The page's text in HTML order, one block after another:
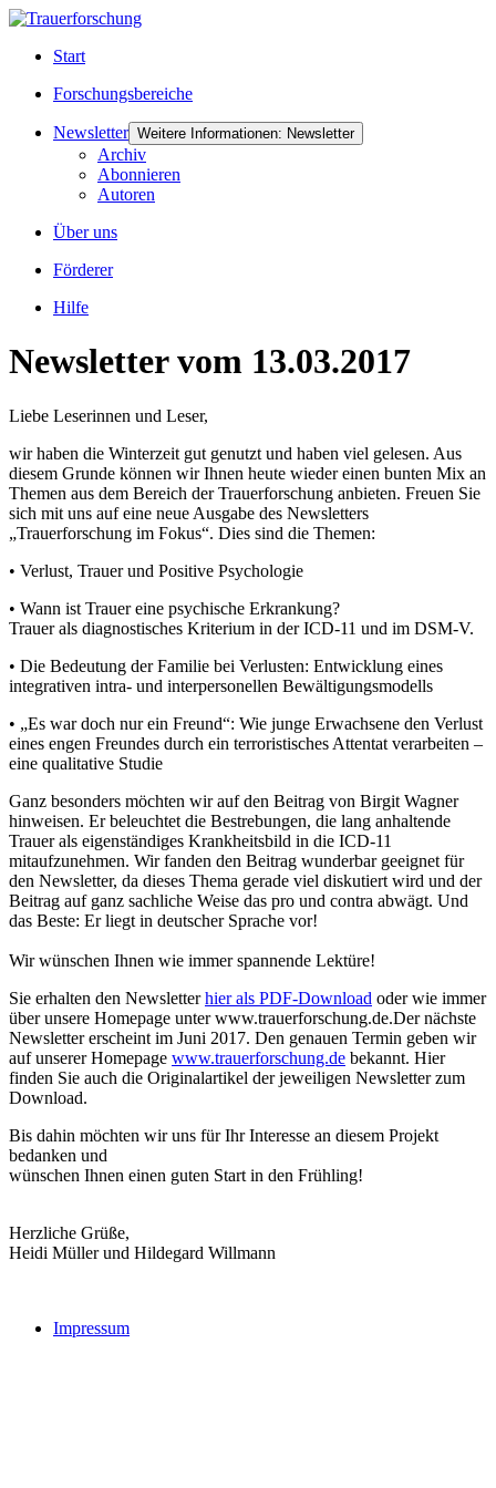
Start
Forschungsbereiche
Newsletter Weitere Informationen: Newsletter
Archiv
Abonnieren
Autoren
Über uns
Förderer
Hilfe
Newsletter vom 13.03.2017
Liebe Leserinnen und Leser,
wir haben die Winterzeit gut genutzt und haben viel gelesen. Aus
diesem Grunde können wir Ihnen heute wieder einen bunten Mix an
Themen aus dem Bereich der Trauerforschung anbieten. Freuen Sie
sich mit uns auf eine neue Ausgabe des Newsletters
„Trauerforschung im Fokus“. Dies sind die Themen:
• Verlust, Trauer und Positive Psychologie
• Wann ist Trauer eine psychische Erkrankung?
Trauer als diagnostisches Kriterium in der ICD-11 und im DSM-V.
• Die Bedeutung der Familie bei Verlusten: Entwicklung eines
integrativen intra- und interpersonellen Bewältigungsmodells
• „Es war doch nur ein Freund“: Wie junge Erwachsene den Verlust
eines engen Freundes durch ein terroristisches Attentat verarbeiten –
eine qualitative Studie
Ganz besonders möchten wir auf den Beitrag von Birgit Wagner
hinweisen. Er beleuchtet die Bestrebungen, die lang anhaltende
Trauer als eigenständiges Krankheitsbild in die ICD-11
mitaufzunehmen. Wir fanden den Beitrag wunderbar geeignet für
den Newsletter, da dieses Thema gerade viel diskutiert wird und der
Beitrag auf ganz sachliche Weise das pro und contra abwägt. Und
das Beste: Er liegt in deutscher Sprache vor!
Wir wünschen Ihnen wie immer spannende Lektüre!
Sie erhalten den Newsletterhier als PDF-Download oder wie immer
über unsere Homepage unter www.trauerforschung.de.Der nächste
Newsletter erscheint im Juni 2017. Den genauen Termin geben wir
auf unserer Homepage www.trauerforschung.de bekannt. Hier
finden Sie auch die Originalartikel der jeweiligen Newsletter zum
Download.
Bis dahin möchten wir uns für Ihr Interesse an diesem Projekt
bedanken und
wünschen Ihnen einen guten Start in den Frühling!
Herzliche Grüße,
Heidi Müller und Hildegard Willmann
Impressum